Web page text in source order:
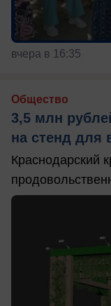
вчера в 16:35
Общество
3,5 млн
на стенд для
Краснодарский